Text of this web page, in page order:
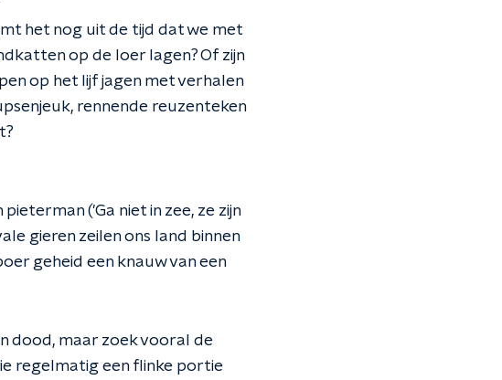
het nog uit de tijd dat we met
op de loer lagen? Of zijn
op het lijf jagen met verhalen
rennende reuzenteken
('Ga niet in zee, ze zijn
gieren zeilen ons land binnen
geheid een knauw van een
dood, maar zoek vooral de
regelmatig een flinke portie